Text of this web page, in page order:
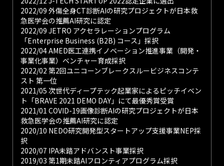
2022/09 外傷全身CT診断AIの研究プロジェクトが日本救
急医学会の推薦AI研究に認定
2022/09 JETRO アクセラレーションプログラム
「Enterprise Business (B2B) コース」採択
2022/04 AMED医工連携イノベーション推進事業（開発・
事業化事業）ベンチャー育成採択
2022/02 第2回ユニコーンブレークスルービジネスコンテ
スト 第一位
2021/05 次世代ディープテック起業家によるピッチイベン
ト「BRAVE 2021 DEMO DAY」にて最優秀賞受賞
2021/01 COVID-19画像診断AIの研究プロジェクトが日本
救急医学会の推薦AI研究に認定
2020/10 NEDO研究開発型スタートアップ支援事業NEP採
択
2020/07 IPA未踏アドバンスト事業採択
2019/03 第1期未踏AIフロンティアプログラム採択